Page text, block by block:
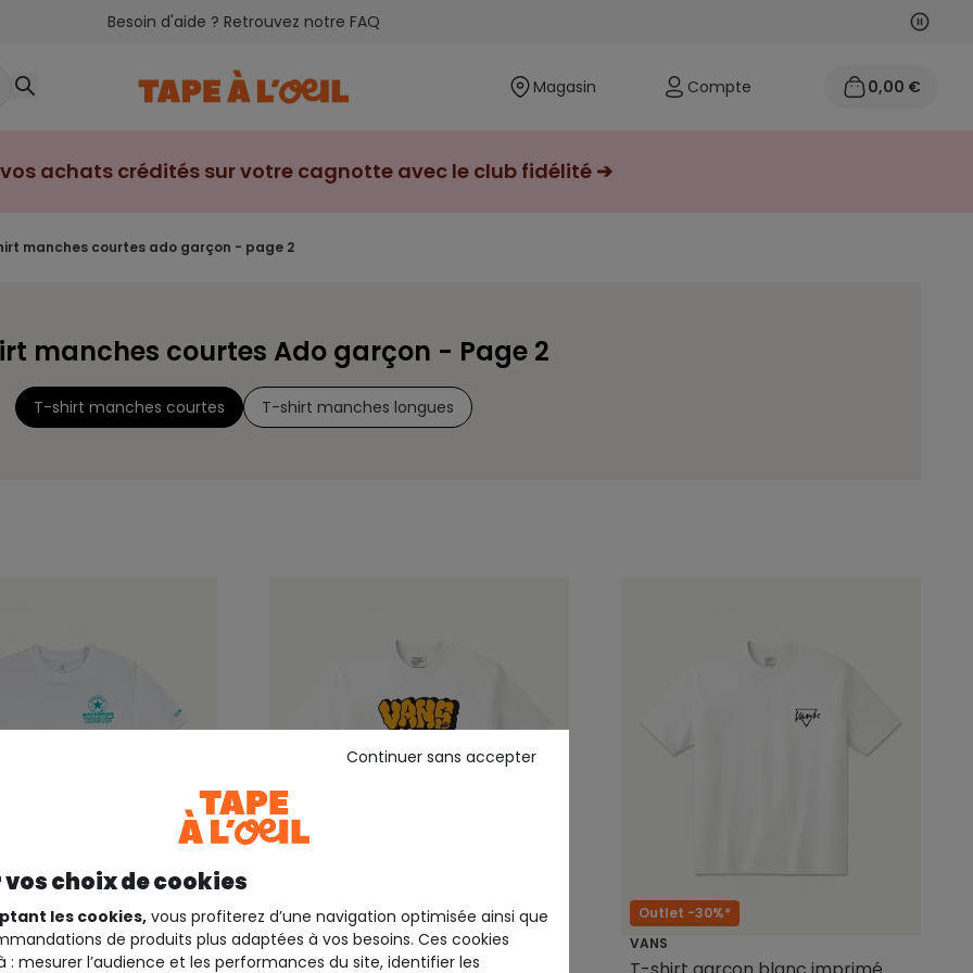
Besoin d'aide ? Retrouvez notre FAQ
Magasin Compte 0,00 €
achats crédités sur votre cagnotte avec le club fidélité ➔
manches courtes ado garçon - page 2
manches courtes Ado garçon - Page 2
T-shirt manches courtes T-shirt manches longues
Outlet -30%*
VANS
Outlet -30%*
VANS
vos choix de cookies
les cookies, vous profiterez d’une navigation optimisée ainsi que
de produits plus adaptées à vos besoins. Ces cookies
: mesurer l’audience et les performances du site, identifier les
Continuer sans accepter